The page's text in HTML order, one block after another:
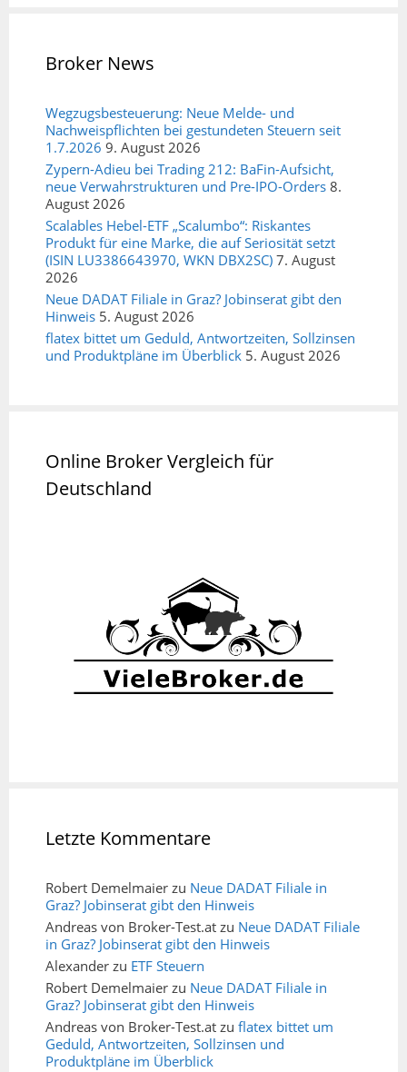
Broker News
Wegzugsbesteuerung: Neue Melde- und
Nachweispflichten bei gestundeten Steuern seit
1.7.2026 9. August 2026
Zypern-Adieu bei Trading 212: BaFin-Aufsicht,
neue Verwahrstrukturen und Pre-IPO-Orders 8.
August 2026
Scalables Hebel-ETF „Scalumbo“: Riskantes
Produkt für eine Marke, die auf Seriosität setzt
(ISIN LU3386643970, WKN DBX2SC) 7. August
2026
Neue DADAT Filiale in Graz? Jobinserat gibt den
Hinweis 5. August 2026
flatex bittet um Geduld, Antwortzeiten, Sollzinsen
und Produktpläne im Überblick 5. August 2026
Online Broker Vergleich für
Deutschland
Letzte Kommentare
Robert Demelmaier zu Neue DADAT Filiale in
Graz? Jobinserat gibt den Hinweis
Andreas von Broker-Test.at zu Neue DADAT Filiale
in Graz? Jobinserat gibt den Hinweis
Alexander zu ETF Steuern
Robert Demelmaier zu Neue DADAT Filiale in
Graz? Jobinserat gibt den Hinweis
Andreas von Broker-Test.at zu flatex bittet um
Geduld, Antwortzeiten, Sollzinsen und
Produktpläne im Überblick